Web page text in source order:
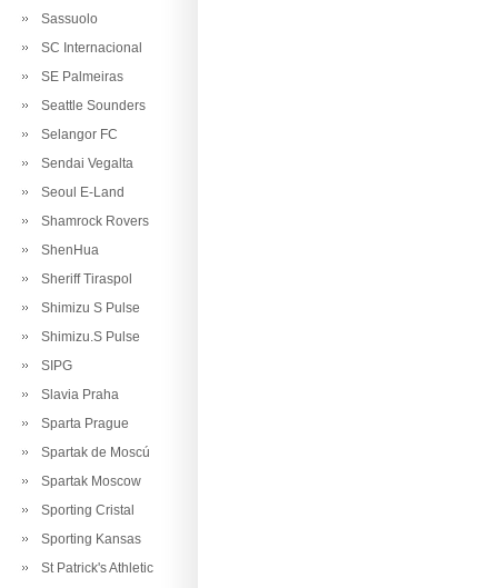
Sassuolo
SC Internacional
SE Palmeiras
Seattle Sounders
Selangor FC
Sendai Vegalta
Seoul E-Land
Shamrock Rovers
ShenHua
Sheriff Tiraspol
Shimizu S Pulse
Shimizu.S Pulse
SIPG
Slavia Praha
Sparta Prague
Spartak de Moscú
Spartak Moscow
Sporting Cristal
Sporting Kansas
St Patrick's Athletic